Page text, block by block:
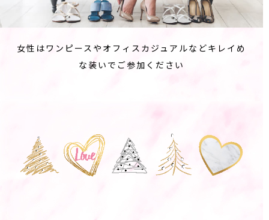
女性はワンピースやオフィスカジュアルなどキレイめ
な装いでご参加ください